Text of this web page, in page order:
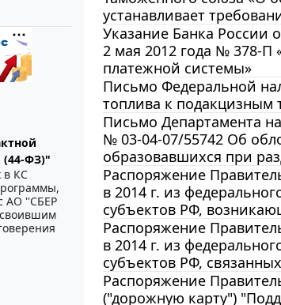
(44-ФЗ)"
в КС
АО ''СБЕР
устанавливает
Указание Банка России
2 мая 2012 года № 378-П
платежной системы»
Письмо Федеральной
топлива к подакцизным
Письмо Департамента
№ 03-04-07/55742 Об
образовавшихся при
Распоряжение
в 2014 г. из
субъектов РФ,
Распоряжение
в 2014 г. из
субъектов РФ,
Распоряжение
("дорожную карту")